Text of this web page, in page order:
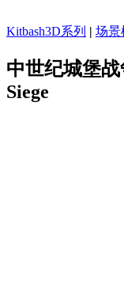
Kitbash3D系列 | 场景
中世纪城堡
Siege